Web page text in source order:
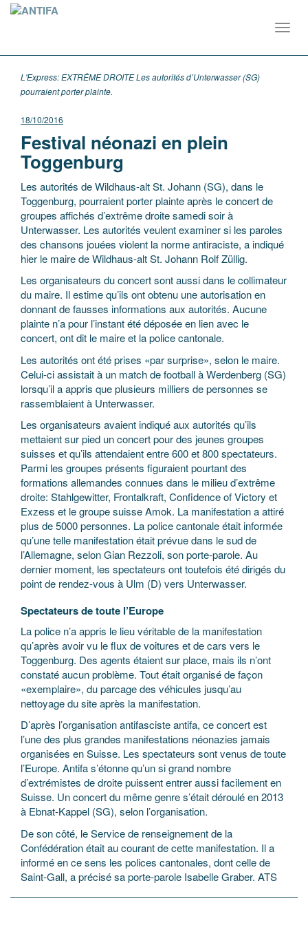
L'Express: EXTRÊME DROITE Les autorités d’Unterwasser (SG)
pourraient porter plainte.
18/10/2016
Festival néonazi en plein
Toggenburg
Les autorités de Wildhaus-alt St. Johann (SG), dans le
Toggenburg, pourraient porter plainte après le concert de
groupes affichés d’extrême droite samedi soir à
Unterwasser. Les autorités veulent examiner si les paroles
des chansons jouées violent la norme antiraciste, a indiqué
hier le maire de Wildhaus-alt St. Johann Rolf Züllig.
Les organisateurs du concert sont aussi dans le collimateur
du maire. Il estime qu’ils ont obtenu une autorisation en
donnant de fausses informations aux autorités. Aucune
plainte n’a pour l’instant été déposée en lien avec le
concert, ont dit le maire et la police cantonale.
Les autorités ont été prises «par surprise», selon le maire.
Celui-ci assistait à un match de football à Werdenberg (SG)
lorsqu’il a appris que plusieurs milliers de personnes se
rassemblaient à Unterwasser.
Les organisateurs avaient indiqué aux autorités qu’ils
mettaient sur pied un concert pour des jeunes groupes
suisses et qu’ils attendaient entre 600 et 800 spectateurs.
Parmi les groupes présents figuraient pourtant des
formations allemandes connues dans le milieu d’extrême
droite: Stahlgewitter, Frontalkraft, Confidence of Victory et
Exzess et le groupe suisse Amok. La manifestation a attiré
plus de 5000 personnes. La police cantonale était informée
qu’une telle manifestation était prévue dans le sud de
l’Allemagne, selon Gian Rezzoli, son porte-parole. Au
dernier moment, les spectateurs ont toutefois été dirigés du
point de rendez-vous à Ulm (D) vers Unterwasser.
Spectateurs de toute l’Europe
La police n’a appris le lieu véritable de la manifestation
qu’après avoir vu le flux de voitures et de cars vers le
Toggenburg. Des agents étaient sur place, mais ils n’ont
constaté aucun problème. Tout était organisé de façon
«exemplaire», du parcage des véhicules jusqu’au
nettoyage du site après la manifestation.
D’après l’organisation antifasciste antifa, ce concert est
l’une des plus grandes manifestations néonazies jamais
organisées en Suisse. Les spectateurs sont venus de toute
l’Europe. Antifa s’étonne qu’un si grand nombre
d’extrémistes de droite puissent entrer aussi facilement en
Suisse. Un concert du même genre s’était déroulé en 2013
à Ebnat-Kappel (SG), selon l’organisation.
De son côté, le Service de renseignement de la
Confédération était au courant de cette manifestation. Il a
informé en ce sens les polices cantonales, dont celle de
Saint-Gall, a précisé sa porte-parole Isabelle Graber. ATS